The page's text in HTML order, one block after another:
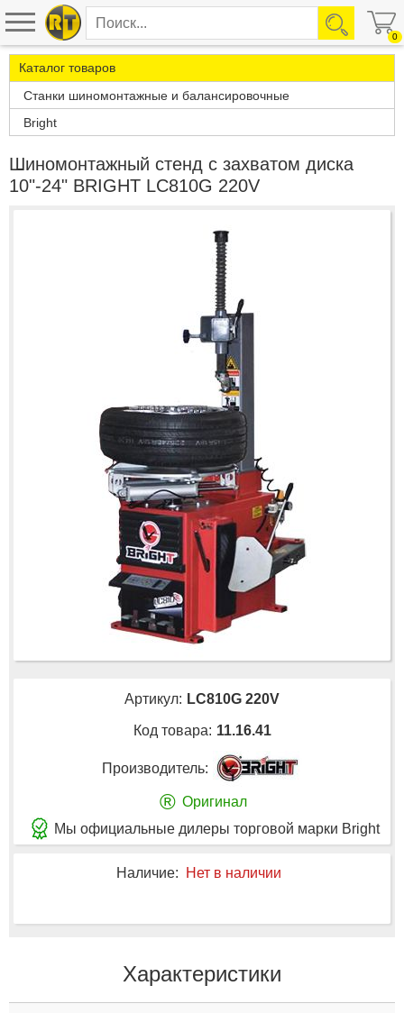
0
Каталог товаров
Станки шиномонтажные и балансировочные
Bright
Шиномонтажный стенд с захватом диска
10"-24" BRIGHT LC810G 220V
Артикул: LC810G 220V
Код товара: 11.16.41
Производитель:
® Оригинал
Мы официальные дилеры торговой марки Bright
Наличие: Нет в наличии
Характеристики